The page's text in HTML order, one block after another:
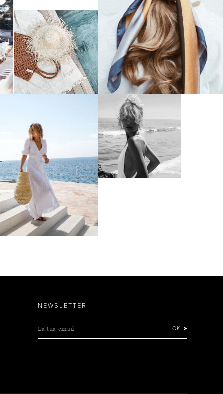
NEWSLETTER
La tua email OK